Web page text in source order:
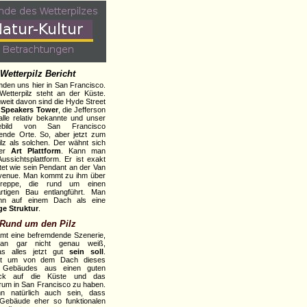
Wetterpilz Bericht
uns hier in San Francisco.
steht an der Küste.
davon sind die Hyde Street
Speakers Tower, die Jefferson
relativ bekannte und unser
von San Francisco
Orte. So, aber jetzt zum
als solchen. Der wähnt sich
Art Plattform . Kann man
Er ist exakt
wie sein Pendant an der Van
Man kommt zu ihm über
die rund um einen
Bau entlangführt. Man
auf einem Dach als eine
Struktur.
Rund um den Pilz
eine befremdende Szenerie,
gar nicht genau weiß,
alles jetzt gut sein soll
um von dem Dach dieses
Gebäudes aus einen guten
auf die Küste und das
in San Francisco zu haben.
natürlich auch sein, dass
eher so funktionalen